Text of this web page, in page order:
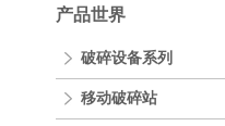
产品世界
破碎设备系列
移动破碎站